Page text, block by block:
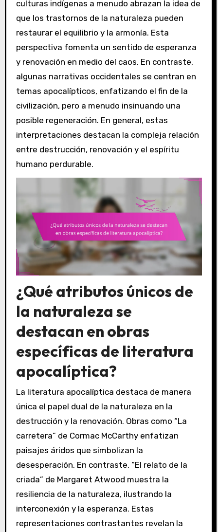
culturas indígenas a menudo abrazan la idea de
que los trastornos de la naturaleza pueden
restaurar el equilibrio y la armonía. Esta
perspectiva fomenta un sentido de esperanza
y renovación en medio del caos. En contraste,
algunas narrativas occidentales se centran en
temas apocalípticos, enfatizando el fin de la
civilización, pero a menudo insinuando una
posible regeneración. En general, estas
interpretaciones destacan la compleja relación
entre destrucción, renovación y el espíritu
humano perdurable.
¿Qué atributos únicos de
la naturaleza se
destacan en obras
específicas de literatura
apocalíptica?
La literatura apocalíptica destaca de manera
única el papel dual de la naturaleza en la
destrucción y la renovación. Obras como “La
carretera” de Cormac McCarthy enfatizan
paisajes áridos que simbolizan la
desesperación. En contraste, “El relato de la
criada” de Margaret Atwood muestra la
resiliencia de la naturaleza, ilustrando la
interconexión y la esperanza. Estas
representaciones contrastantes revelan la